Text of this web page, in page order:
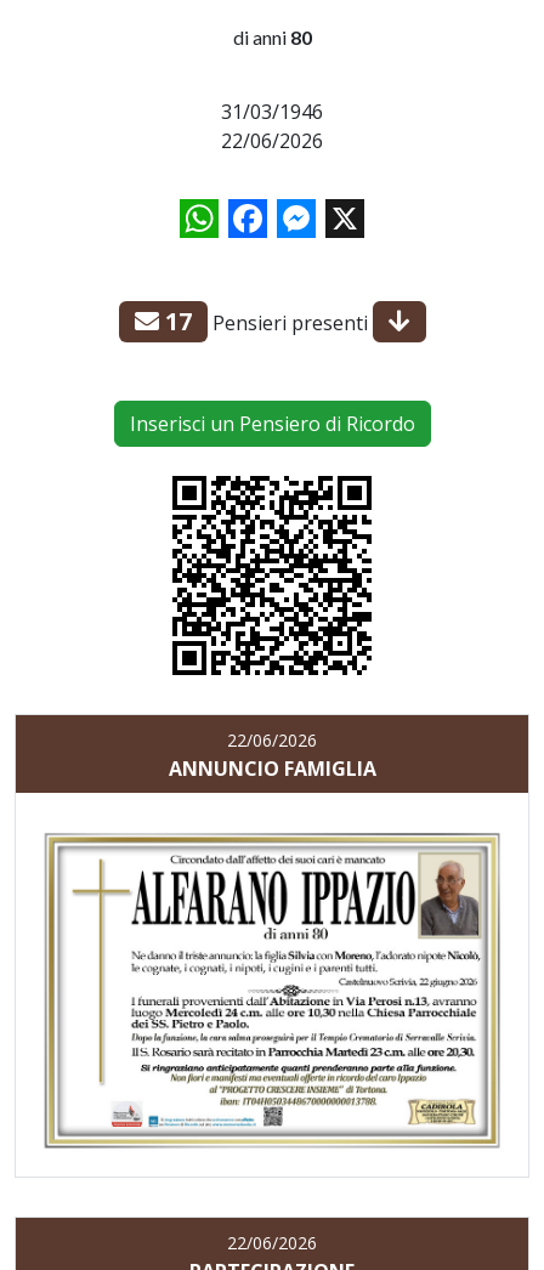
di anni 80
31/03/1946
22/06/2026
WhatsAppFacebookMessenger
X
17 Pensieri presenti
Inserisci un Pensiero di Ricordo
22/06/2026
ANNUNCIO FAMIGLIA
22/06/2026